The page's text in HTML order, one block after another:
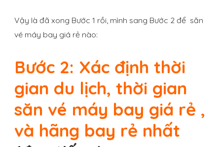
Vậy là đã xong Bước 1 rồi, mình sang Bước 2 để săn
vé máy bay giá rẻ nào:
Bước 2: Xác định thời
gian du lịch, thời gian
săn vé máy bay giá rẻ ,
và hãng bay rẻ nhất